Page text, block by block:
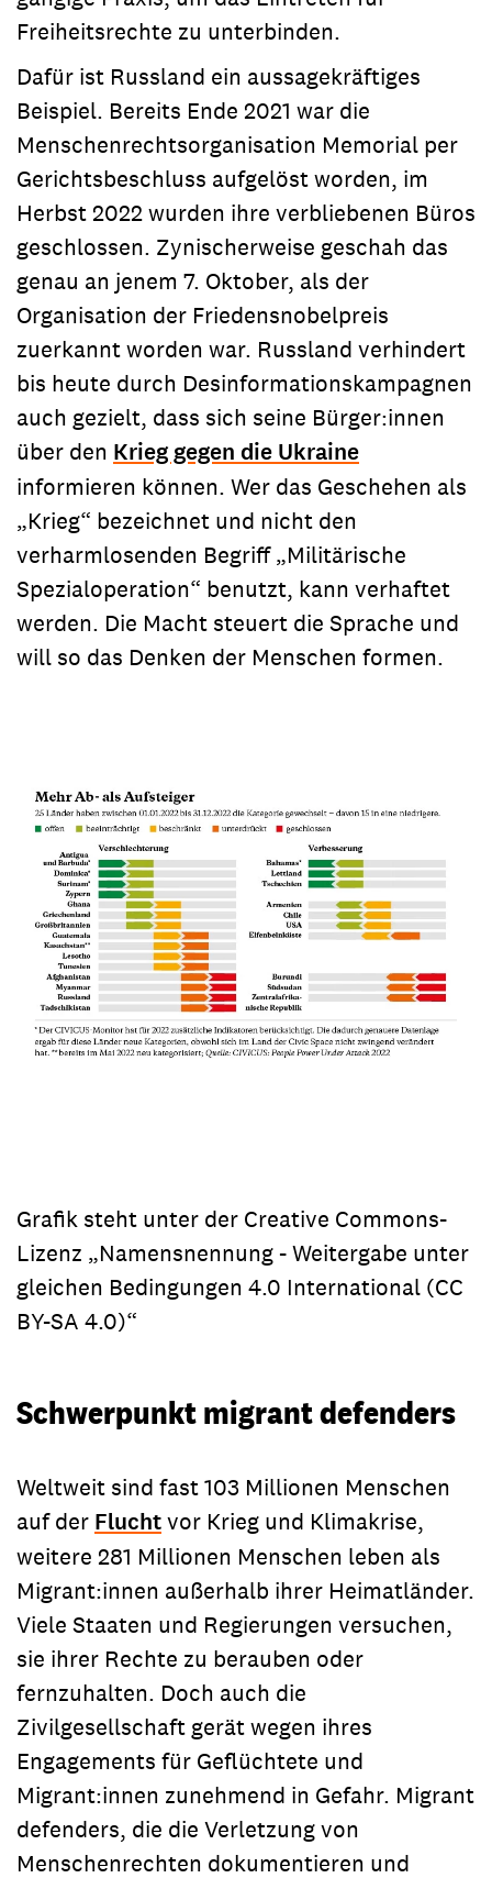
Freiheitsrechte zu unterbinden.
Dafür ist Russland ein aussagekräftiges
Beispiel. Bereits Ende 2021 war die
Menschenrechtsorganisation Memorial per
Gerichtsbeschluss aufgelöst worden, im
Herbst 2022 wurden ihre verbliebenen Büros
geschlossen. Zynischerweise geschah das
genau an jenem 7. Oktober, als der
Organisation der Friedensnobelpreis
zuerkannt worden war. Russland verhindert
bis heute durch Desinformationskampagnen
auch gezielt, dass sich seine Bürger:innen
über den Krieg gegen die Ukraine
informieren können. Wer das Geschehen als
„Krieg“ bezeichnet und nicht den
verharmlosenden Begriff „Militärische
Spezialoperation“ benutzt, kann verhaftet
werden. Die Macht steuert die Sprache und
will so das Denken der Menschen formen.
Grafik steht unter der Creative Commons-
Lizenz „Namensnennung - Weitergabe unter
gleichen Bedingungen 4.0 International (CC
BY-SA 4.0)“
Schwerpunkt migrant defenders
Weltweit sind fast 103 Millionen Menschen
auf der Fluchtvor Krieg und Klimakrise,
weitere 281 Millionen Menschen leben als
Migrant:innen außerhalb ihrer Heimatländer.
Viele Staaten und Regierungen versuchen,
sie ihrer Rechte zu berauben oder
fernzuhalten. Doch auch die
Zivilgesellschaft gerät wegen ihres
Engagements für Geflüchtete und
Migrant:innen zunehmend in Gefahr. Migrant
defenders, die die Verletzung von
Menschenrechten dokumentieren und